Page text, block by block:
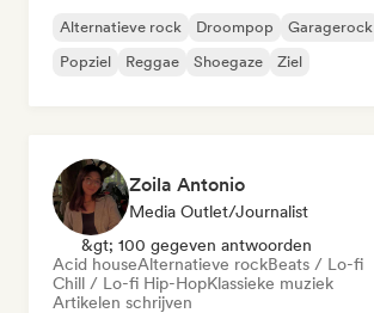
Alternatieve rock Droompop Garagerock
Popziel
Reggae Shoegaze Ziel
Zoila Antonio
Media Outlet/Journalist
&gt; 100 gegeven antwoorden
Acid houseAlternatieve rockBeats / Lo-fi
Chill / Lo-fi Hip-HopKlassieke muziek
Artikelen schrijven